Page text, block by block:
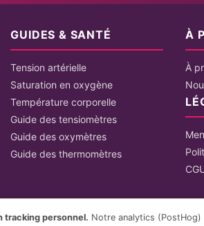
GUIDES & SANTÉ
Tension artérielle
Saturation en oxygène
Température corporelle
Guide des tensiomètres
Guide des oxymètres
Guide des thermomètres
À
À
tracking personnel. Notre analytics (PostHog)